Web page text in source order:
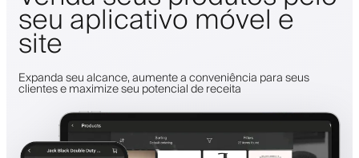
seu aplicativo móvel e
site
Expanda seu alcance, aumente a conveniência para seus
clientes e maximize seu potencial de receita